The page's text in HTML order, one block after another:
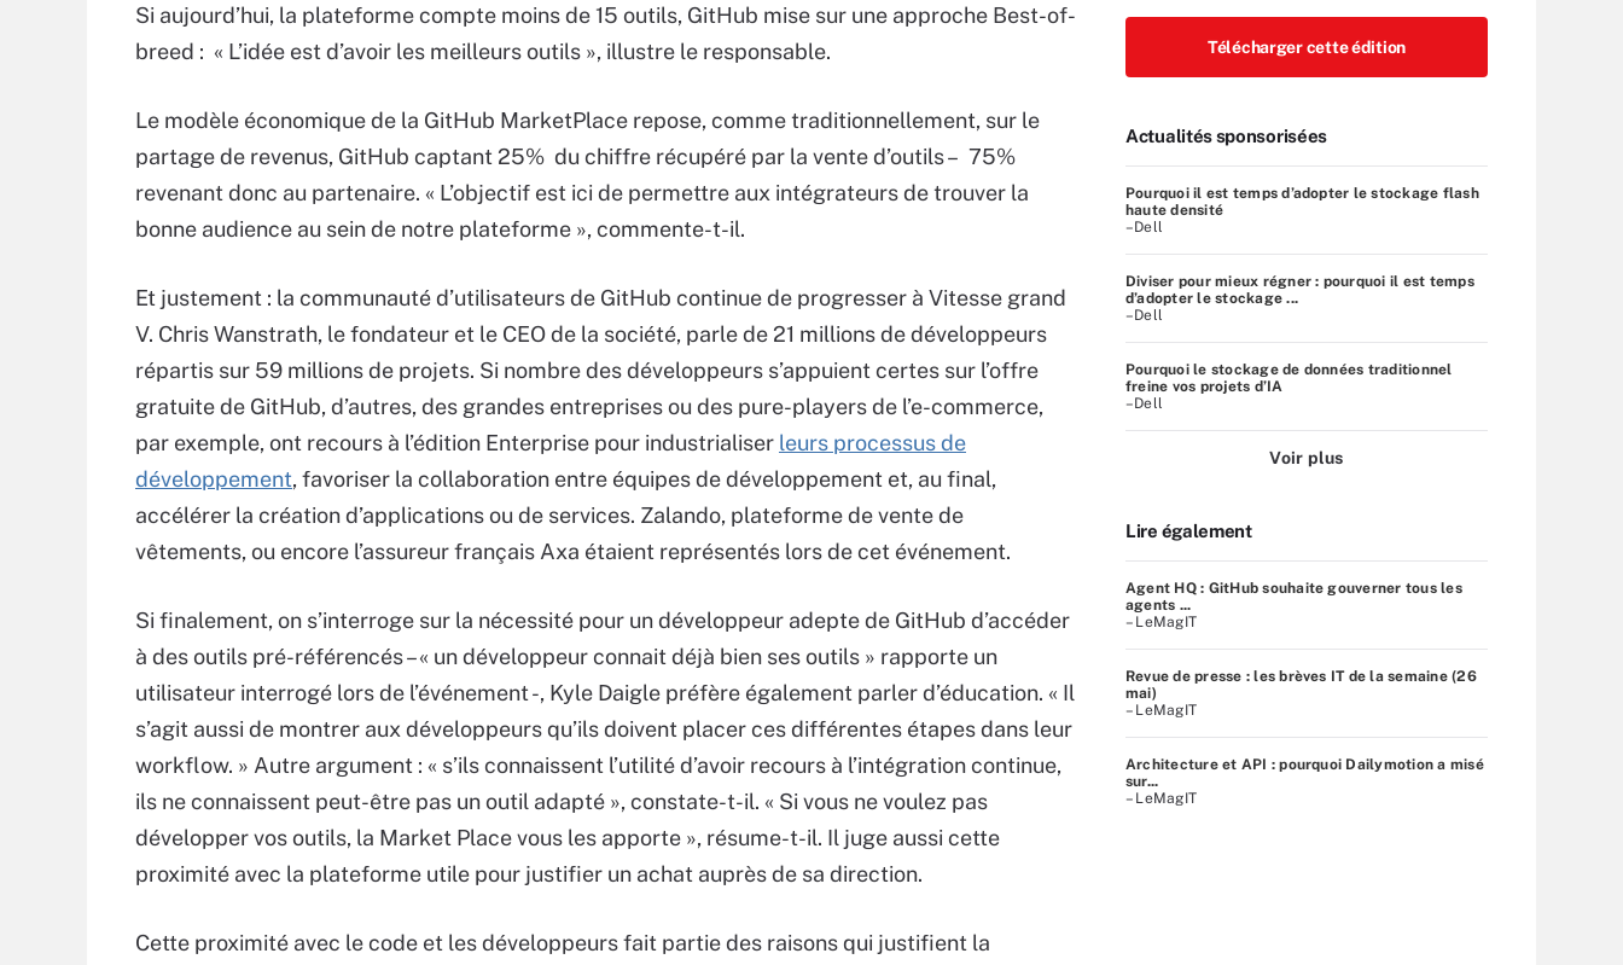
Si aujourd’hui, la plateforme compte moins de 15 outils, GitHub mise sur une approche Best-of-
breed : « L’idée est d’avoir les meilleurs outils », illustre le responsable.
Le modèle économique de la GitHub MarketPlace repose, comme traditionnellement, sur le
partage de revenus, GitHub captant 25% du chiffre récupéré par la vente d’outils – 75%
revenant donc au partenaire. « L’objectif est ici de permettre aux intégrateurs de trouver la
bonne audience au sein de notre plateforme », commente-t-il.
Et justement : la communauté d’utilisateurs de GitHub continue de progresser à Vitesse grand
V. Chris Wanstrath, le fondateur et le CEO de la société, parle de 21 millions de développeurs
répartis sur 59 millions de projets. Si nombre des développeurs s’appuient certes sur l’offre
gratuite de GitHub, d’autres, des grandes entreprises ou des pure-players de l’e-commerce,
par exemple, ont recours à l’édition Enterprise pour industrialiser leurs processus de
développement, favoriser la collaboration entre équipes de développement et, au final,
accélérer la création d’applications ou de services. Zalando, plateforme de vente de
vêtements, ou encore l’assureur français Axa étaient représentés lors de cet événement.
Si finalement, on s’interroge sur la nécessité pour un développeur adepte de GitHub d’accéder
à des outils pré-référencés – « un développeur connait déjà bien ses outils » rapporte un
utilisateur interrogé lors de l’événement -, Kyle Daigle préfère également parler d’éducation. « Il
s’agit aussi de montrer aux développeurs qu’ils doivent placer ces différentes étapes dans leur
workflow. » Autre argument : « s’ils connaissent l’utilité d’avoir recours à l’intégration continue,
ils ne connaissent peut-être pas un outil adapté », constate-t-il. « Si vous ne voulez pas
développer vos outils, la Market Place vous les apporte », résume-t-il. Il juge aussi cette
proximité avec la plateforme utile pour justifier un achat auprès de sa direction.
Cette proximité avec le code et les développeurs fait partie des raisons qui justifient la
Télécharger cette édition
Actualités sponsorisées
Pourquoi il est temps d’adopter le stockage flash
haute densité
–Dell
Diviser pour mieux régner : pourquoi il est temps
d’adopter le stockage ...
–Dell
Pourquoi le stockage de données traditionnel
freine vos projets d’IA
–Dell
Voir plus
Lire également
Agent HQ : GitHub souhaite gouverner tous les
agents ...
– LeMagIT
Revue de presse : les brèves IT de la semaine (26
mai)
– LeMagIT
Architecture et API : pourquoi Dailymotion a misé
sur...
– LeMagIT